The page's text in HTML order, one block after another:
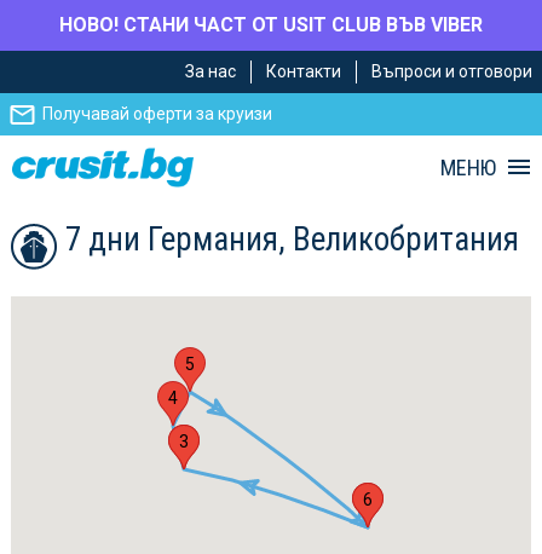
НОВО! СТАНИ ЧАСТ ОТ USIT CLUB ВЪВ VIBER
главното
съдържание
Навигацията
За нас Контакти Въпроси и отговори
Получавай оферти за круизи
МЕНЮ
7 дни Германия, Великобритания
1
2
3
4
5
6